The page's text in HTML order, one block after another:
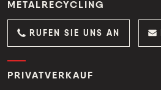
METALRECYCLING
RUFEN SIE UNS AN
PRIVATVERKAUF